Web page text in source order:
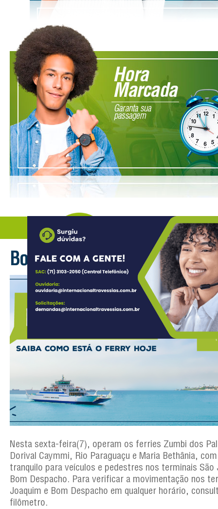
Fique por dentro
Boletim Ferry – 06/08/2026
Nesta sexta-feira(7), operam os ferries Zumbi dos
Dorival Caymmi, Rio Paraguaçu e Maria Bethânia,
tranquilo para veículos e pedestres nos terminais São
Bom Despacho. Para verificar a movimentação nos
Joaquim e Bom Despacho em qualquer horário,
filômetro.